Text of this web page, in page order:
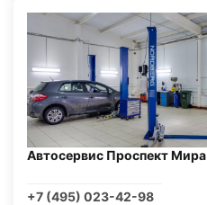
Автосервис Проспект Мира
+7 (495) 023-42-98